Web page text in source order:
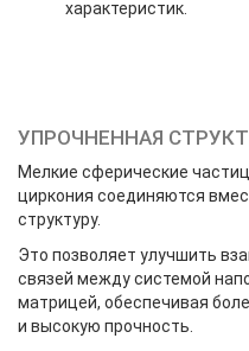
характеристик.
УПРОЧНЕННАЯ
Мелкие сферические
циркония соединяются
структуру.
Это позволяет улучшить
связей между системой
матрицей, обеспечивая
и высокую прочность.